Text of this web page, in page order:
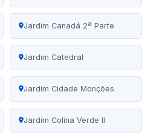
Jardim Canadá 2ª Parte
Jardim Catedral
Jardim Cidade Monções
Jardim Colina Verde II